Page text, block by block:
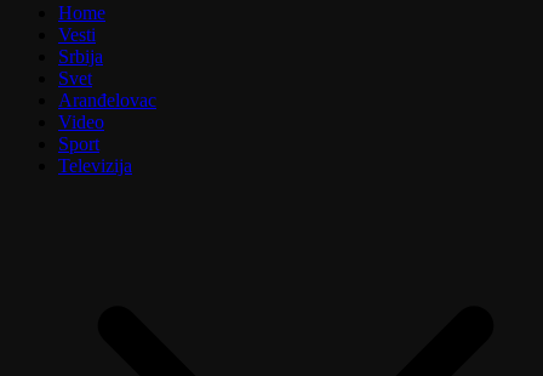
Home
Vesti
Srbija
Svet
Aranđelovac
Video
Sport
Televizija